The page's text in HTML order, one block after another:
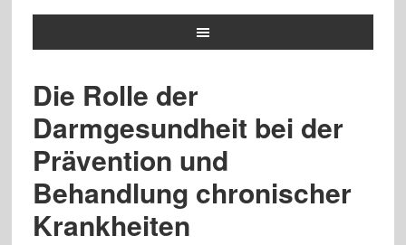
Die Rolle der
Darmgesundheit bei der
Prävention und
Behandlung chronischer
Krankheiten